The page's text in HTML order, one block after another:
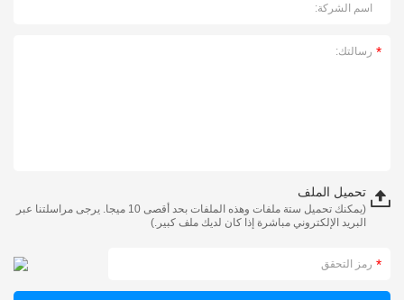
تحميل الملف
(يمكنك تحميل ستة ملفات وهذه الملفات بحد أقصى 10 ميجا. يرجى مراسلتنا عبر
البريد الإلكتروني مباشرة إذا كان لديك ملف كبير.)